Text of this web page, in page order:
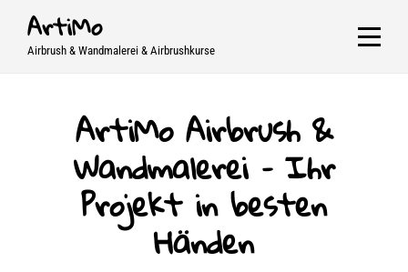
SkipArtiMo
Airbrush & Wandmalerei & Airbrushkurse
ArtiMo Airbrush &
Wandmalerei – Ihr
Projekt in besten
Händen